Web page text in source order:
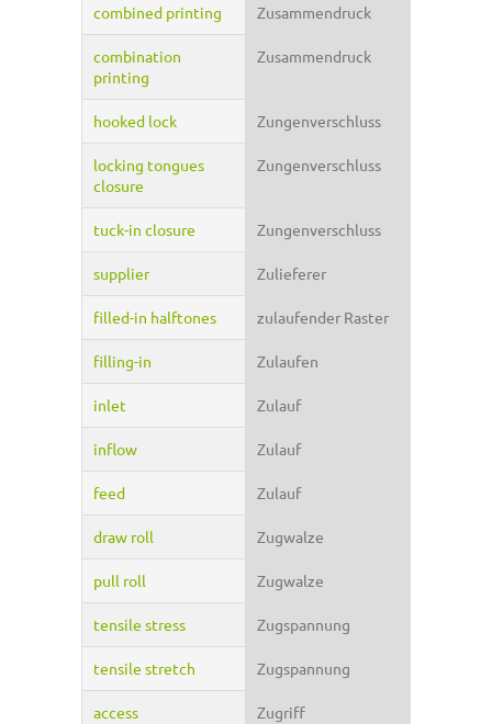
combined printing Zusammendruck
combination
printing
Zusammendruck
hooked lock Zungenverschluss
locking tongues
closure
Zungenverschluss
tuck-in closure Zungenverschluss
supplier Zulieferer
filled-in halftones zulaufender Raster
filling-in Zulaufen
inlet Zulauf
inflow Zulauf
feed Zulauf
draw roll Zugwalze
pull roll Zugwalze
tensile stress Zugspannung
tensile stretch Zugspannung
access Zugriff